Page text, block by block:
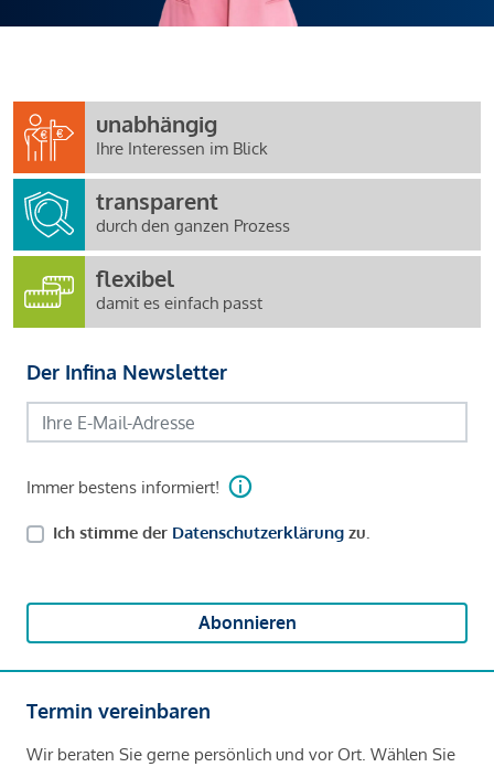
unabhängig
Ihre Interessen im Blick
transparent
durch den ganzen Prozess
flexibel
damit es einfach passt
Der Infina Newsletter
Immer bestens informiert!
Ich stimme der Datenschutzerklärung zu.
Abonnieren
Termin vereinbaren
Wir beraten Sie gerne persönlich und vor Ort. Wählen Sie